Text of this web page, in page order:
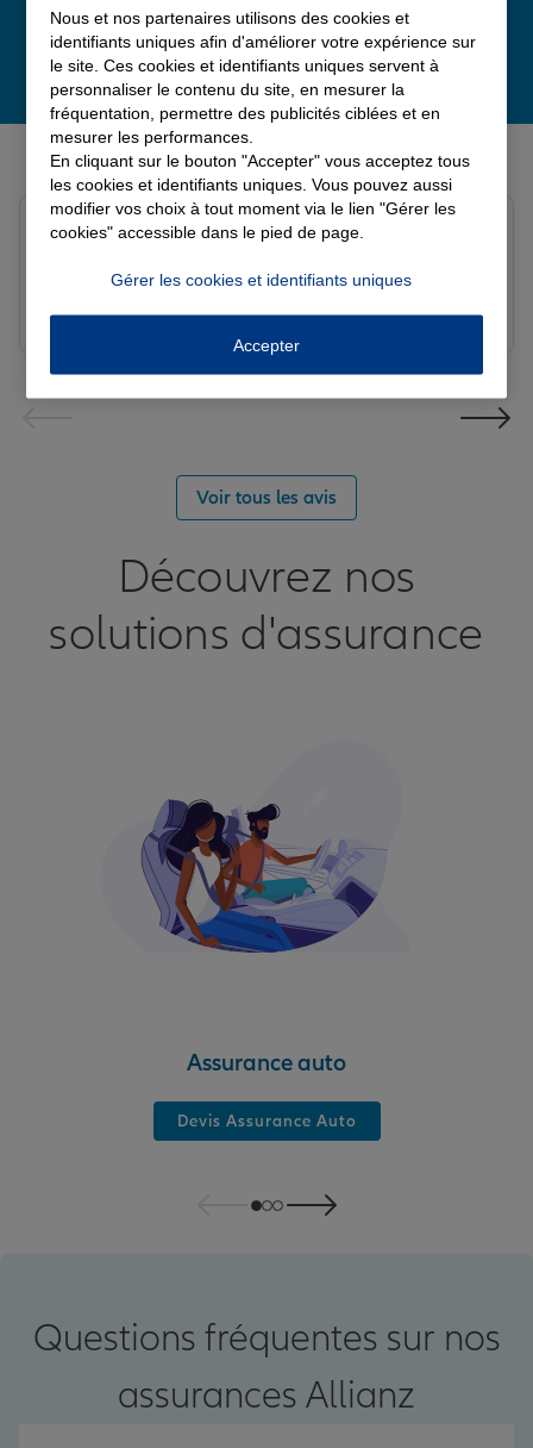
Derniers avis de nos agences Allianz
Le 07/08/2026 - Agence NANTERRE
Merci à Madi pour son écoute et ces conseils précieux.
Réactif et efficace le service impeccable
Yayaya M.
Voir tous les avis
Découvrez nos
solutions d'assurance
Assurance auto
Devis Assurance Auto
Questions fréquentes sur nos
assurances Allianz
Nous et nos partenaires utilisons des cookies et
identifiants uniques afin d'améliorer votre expérience sur
le site. Ces cookies et identifiants uniques servent à
personnaliser le contenu du site, en mesurer la
fréquentation, permettre des publicités ciblées et en
mesurer les performances.
En cliquant sur le bouton "Accepter" vous acceptez tous
les cookies et identifiants uniques. Vous pouvez aussi
modifier vos choix à tout moment via le lien "Gérer les
cookies" accessible dans le pied de page.
Gérer les cookies et identifiants uniques
Accepter